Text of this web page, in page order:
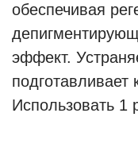
обеспечивая
эффект.
подготавливает
Использовать 1